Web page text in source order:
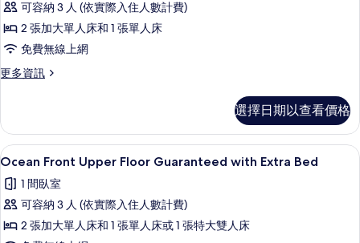
片
Only)
的
詳
情
with
Extra
Bed
的
相
片
可容納 3 人 (依實際入住人數計費)
2 張加大單人床和 1 張單人床
免費無線上網
更多資訊
更
Twin
with
Extra
的
詳
選擇日期以查看價格
顯
示
Ocean
Front
Upper
客房內保險箱、書桌、免費無線上網、
10
Ocean Front Upper Floor Guaranteed with Extra Bed
1 間臥室
可容納 3 人 (依實際入住人數計費)
2 張加大單人床和 1 張單人床或 1 張特大雙人床